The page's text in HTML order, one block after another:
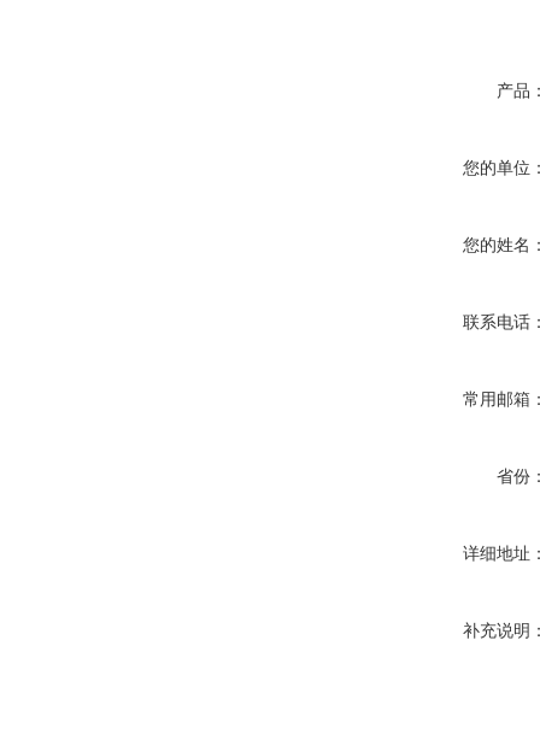
产品
您的单位
您的姓名
联系电话
常用邮箱
省份
详细地址
补充说明